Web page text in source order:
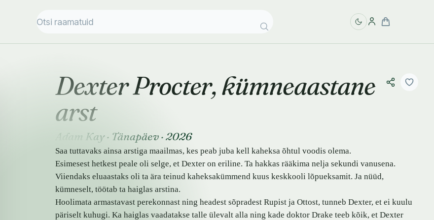
Dexter Procter, kümneaastane
arst
Adam Kay· Tänapäev·2026
Saa tuttavaks ainsa arstiga maailmas, kes peab juba kell kaheksa õhtul voodis olema.
Esimesest hetkest peale oli selge, et Dexter on eriline. Ta hakkas rääkima nelja sekundi vanusena.
Viiendaks eluaastaks oli ta ära teinud kaheksakümmend kuus keskkooli lõpueksamit. Ja nüüd,
kümneselt, töötab ta haiglas arstina.
Hoolimata armastavast perekonnast ning headest sõpradest Rupist ja Ottost, tunneb Dexter, et ei kuulu
päriselt kuhugi. Ka haiglas vaadatakse talle ülevalt alla ning kade doktor Drake teeb kõik, et Dexter